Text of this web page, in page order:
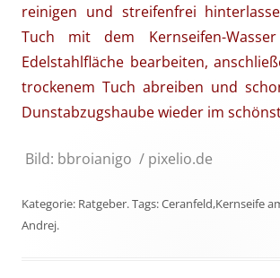
reinigen und streifenfrei
Tuch mit dem Kernseifen-
Edelstahlfläche bearbeiten,
trockenem Tuch abreiben und
Dunstabzugshaube wieder im
Bild: bbroianigo / pixelio.de
Kategorie: Ratgeber. Tags:Ceranfeld,Kernseife
Andrej.